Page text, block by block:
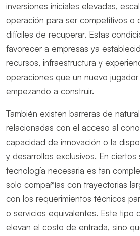
inversiones iniciales elevadas,
operación para ser competitivos o
difíciles de recuperar. Estas
favorecer a empresas ya
recursos, infraestructura y
operaciones que un nuevo
empezando a construir.
También existen barreras de
relacionadas con el acceso al
capacidad de innovación o la
y desarrollos exclusivos. En ciertos
tecnología necesaria es tan
solo compañías con trayectorias
con los requerimientos técnicos
o servicios equivalentes. Este tipo
elevan el costo de entrada, sino